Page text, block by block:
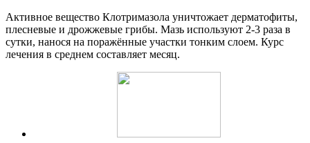
Активное вещество Клотримазола уничтожает дерматофиты,
плесневые и дрожжевые грибы. Мазь используют 2-3 раза в
сутки, нанося на поражённые участки тонким слоем. Курс
лечения в среднем составляет месяц.